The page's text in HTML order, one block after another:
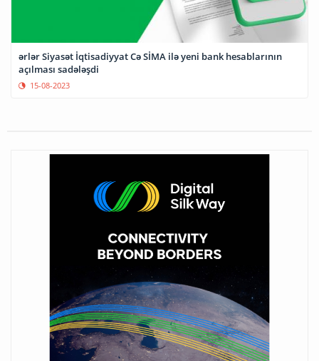
ərlər Siyasət İqtisadiyyat Cə SİMA ilə yeni bank hesablarının
açılması sadələşdi
15-08-2023